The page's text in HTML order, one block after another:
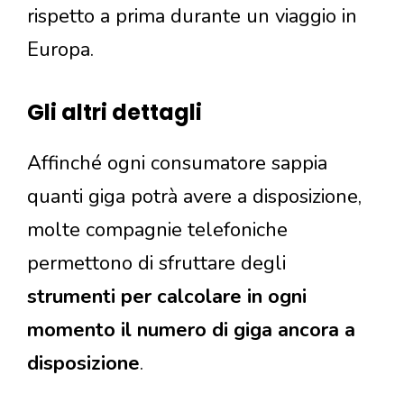
rispetto a prima durante un viaggio in
Europa.
Gli altri dettagli
Affinché ogni consumatore sappia
quanti giga potrà avere a disposizione,
molte compagnie telefoniche
permettono di sfruttare degli
strumenti per calcolare in ogni
momento il numero di giga ancora a
disposizione.